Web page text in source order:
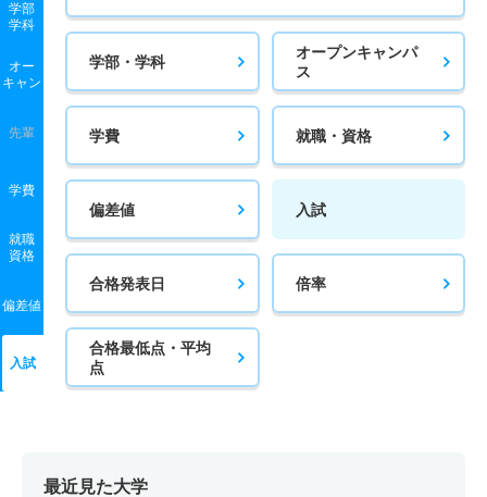
学部
学科
オー
キャン
先輩
学費
就職
資格
偏差値
入試
学部・学科
オープンキャンパ
ス
学費 就職・資格
偏差値 入試
合格発表日 倍率
合格最低点・平均
点
最近見た大学